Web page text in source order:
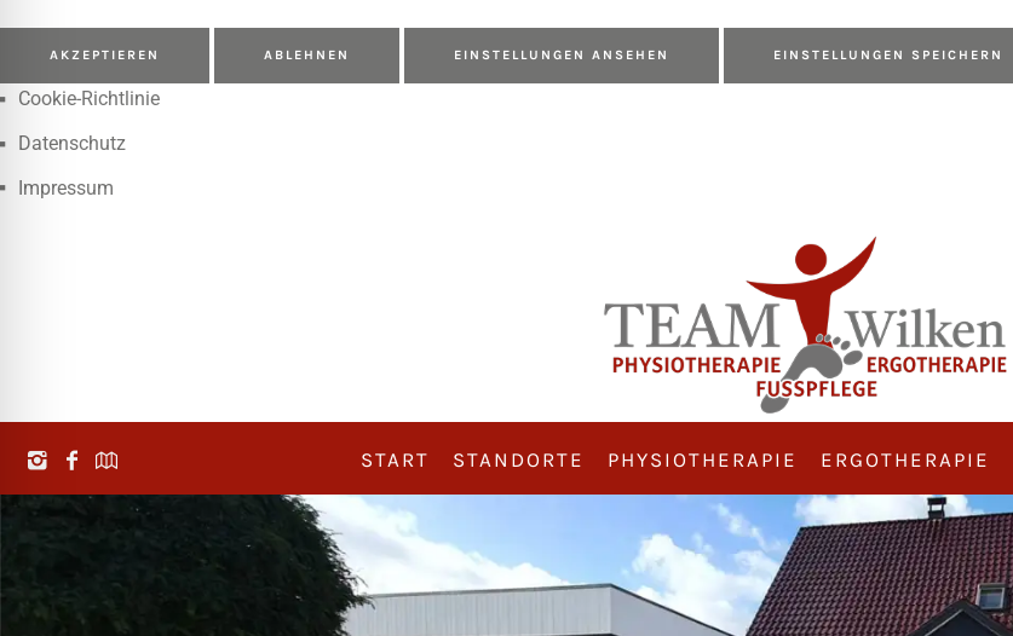
AKZEPTIEREN ABLEHNEN EINSTELLUNGEN ANSEHEN EINSTELLUNGEN SPEICHERN
Cookie-Richtlinie
Datenschutz
Impressum
START STANDORTE PHYSIOTHERAPIE ERGOTHERAPIE